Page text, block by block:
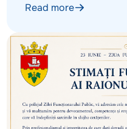
Read more